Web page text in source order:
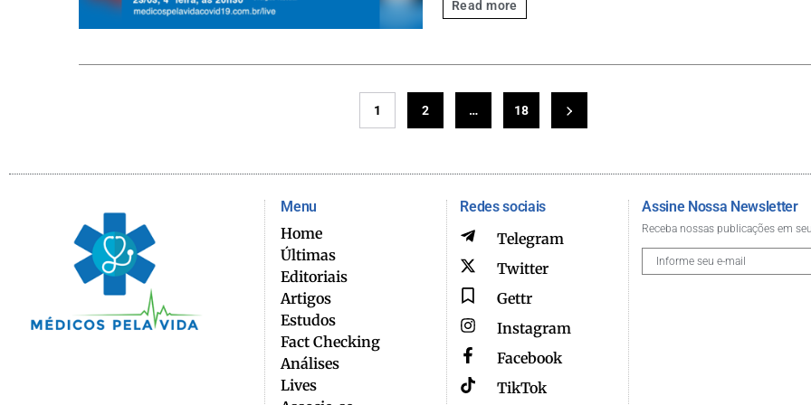
Read more
1 2 … 18
Menu
Home
Últimas
Editoriais
Artigos
Estudos
Fact Checking
Análises
Lives
Redes sociais
Telegram
Twitter
Gettr
Instagram
Facebook
TikTok
Assine Nossa Newsletter
Receba nossas publicações em